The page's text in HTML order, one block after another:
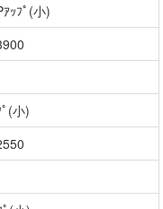
ｯﾌﾟ(小)
(小)